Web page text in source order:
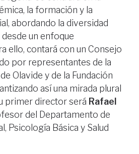
la formación y la
abordando la diversidad
un enfoque
ello, contará con un Consejo
por representantes de la
Olavide y de la Fundación
así una mirada plural
primer director será Rafael
del Departamento de
Psicología Básica y Salud